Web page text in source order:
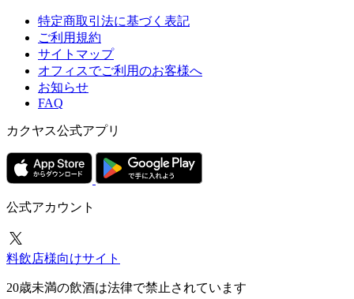
特定商取引法に基づく表記
ご利用規約
サイトマップ
オフィスでご利用のお客様へ
お知らせ
FAQ
カクヤス公式アプリ
公式アカウント
料飲店様向けサイト
20歳未満の飲酒は法律で禁止されています